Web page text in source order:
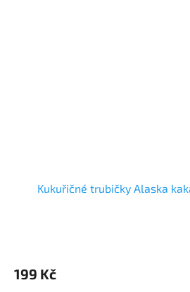
Kukuřičné trubičky Alaska
199 Kč